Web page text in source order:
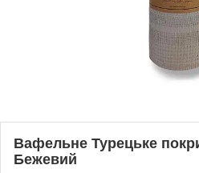
Вафельне Турецьке
Бежевий